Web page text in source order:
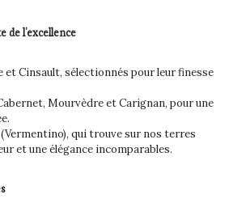
de l’excellence
et Cinsault, sélectionnés pour leur finesse
Mourvèdre et Carignan, pour une
(Vermentino), qui trouve sur nos terres
et une élégance incomparables.